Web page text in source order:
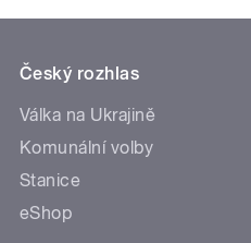
Český rozhlas
Válka na Ukrajině
Komunální volby
Stanice
eShop